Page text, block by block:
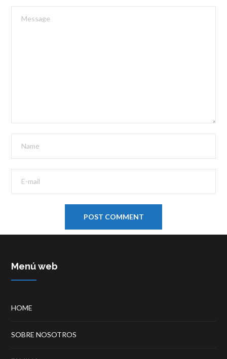
Menú web
HOME
SOBRE NOSOTROS